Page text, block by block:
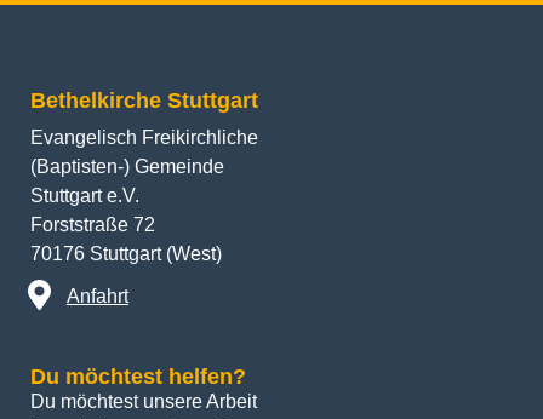
Bethelkirche Stuttgart
Evangelisch Freikirchliche
(Baptisten-) Gemeinde
Stuttgart e.V.
Forststraße 72
70176 Stuttgart (West)
Anfahrt
Du möchtest helfen?
Du möchtest unsere Arbeit